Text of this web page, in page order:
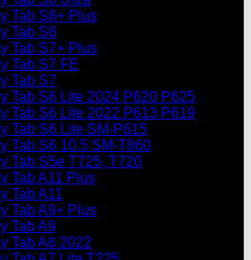
Tab S8+ Plus
Tab S8
Tab S7+ Plus
Tab S7 FE
Tab S7
Tab S6 Lite 2024 P620 P625
Tab S6 Lite 2022 P613 P619
Tab S6 Lite SM-P615
Tab S6 10.5 SM-T860
Tab S5e T725, T720
Tab A11 Plus
Tab A11
Tab A9+ Plus
Tab A9
Tab A8 2022